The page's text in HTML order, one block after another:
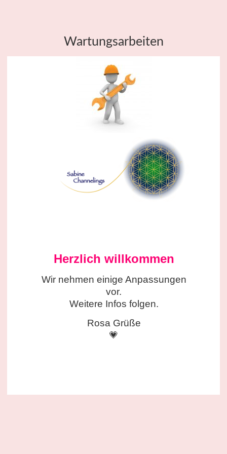
Wartungsarbeiten
Herzlich willkommen
Wir nehmen einige Anpassungen
vor.
Weitere Infos folgen.
Rosa Grüße
💗